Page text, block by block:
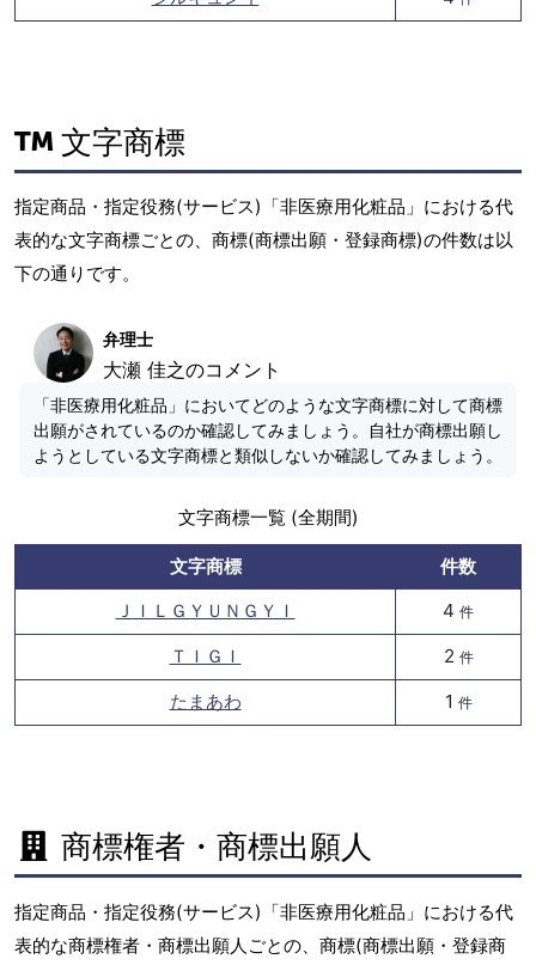
文字商標
指定商品・指定役務(サービス)「非医療用化粧品」における代
表的な文字商標ごとの、商標(商標出願・登録商標)の件数は以
下の通りです。
弁理士
大瀬 佳之のコメント
「非医療用化粧品」においてどのような文字商標に対して商標
出願がされているのか確認してみましょう。自社が商標出願し
ようとしている文字商標と類似しないか確認してみましょう。
文字商標一覧 (全期間)
文字商標
件数
ＪＩＬＧＹＵＮＧＹＩ
4 件
ＴＩＧＩ 2 件
たまあわ 1 件
商標権者・商標出願人
指定商品・指定役務(サービス)「非医療用化粧品」における代
表的な商標権者・商標出願人ごとの、商標(商標出願・登録商